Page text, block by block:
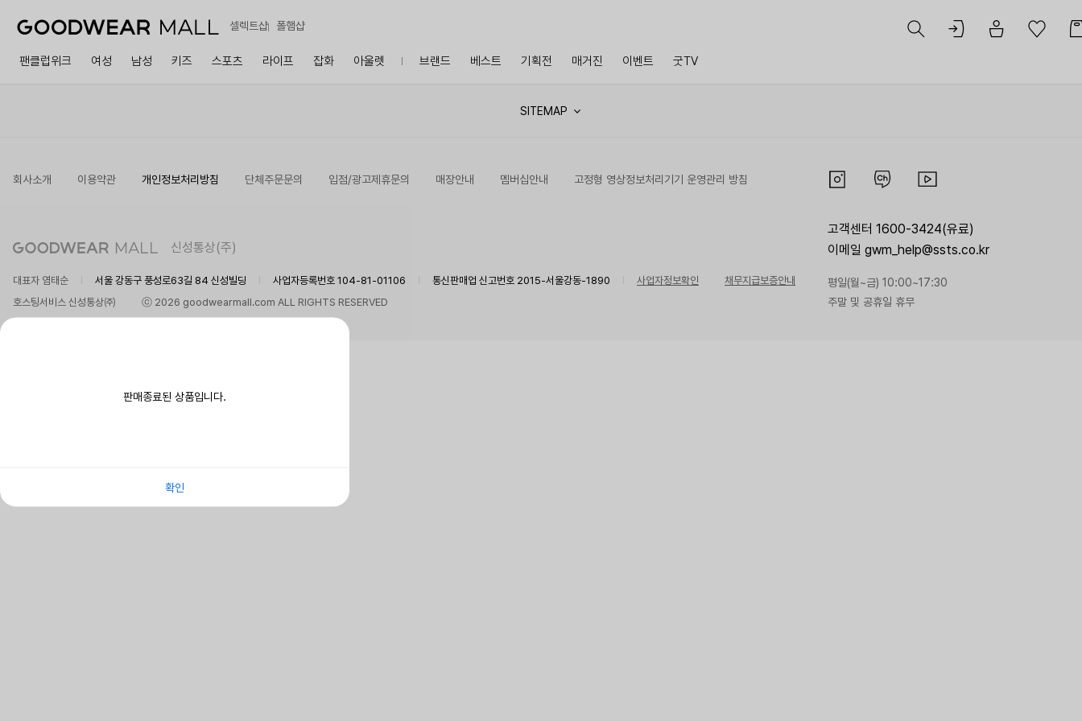
셀렉트샵 폴햄샵
팬클럽위크 여성 남성 키즈 스포츠 라이프 잡화 아울렛 브랜드 베스트 기획전 매거진 이벤트 굿TV
판매종료된 상품입니다.
확인
SITEMAP
회사소개 이용약관 개인정보처리방침 단체주문문의 입점/광고제휴문의 매장안내 멤버십안내 고정형 영상정보처리기기 운영관리 방침
신성통상(주)
대표자 염태순 서울 강동구 풍성로63길 84 신성빌딩 사업자등록번호 104-81-01106 통신판매업 신고번호 2015-서울강동-1890 사업자정보확인
채무지급보증안내
호스팅서비스 신성통상㈜
ⓒ 2026 goodwearmall.com ALL RIGHTS RESERVED
고객센터 1600-3424(유료)
이메일 gwm_help@ssts.co.kr
평일(월~금) 10:00~17:30
주말 및 공휴일 휴무